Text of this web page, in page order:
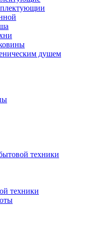
душем
техники
техники